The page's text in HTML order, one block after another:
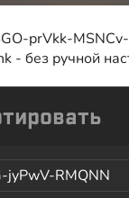
prVkk-
- без ручной
jyPwV-RMQNN